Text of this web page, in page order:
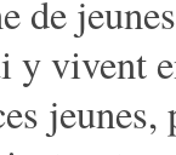
de
y vivent